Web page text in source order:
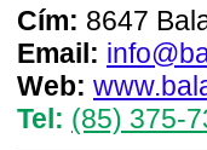
Cím: 8647
Email:
Web:
Tel: (85) 375-